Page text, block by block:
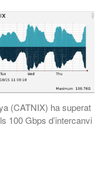
2020
2019
2019
2019
2019
2019
(CATNIX) ha superat
100 Gbps d’intercanvi